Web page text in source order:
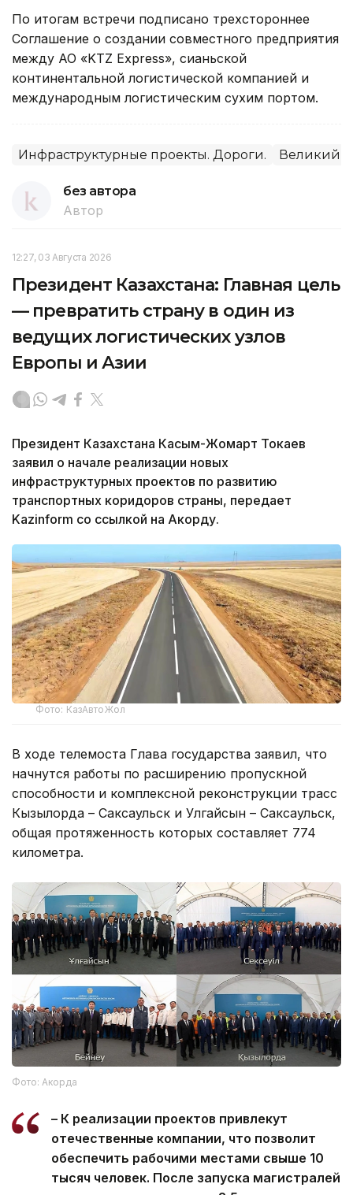
По итогам встречи подписано трехстороннее
Соглашение о создании совместного предприятия
между АО «KTZ Express», сианьской
континентальной логистической компанией и
международным логистическим сухим портом.
Инфраструктурные проекты. Дороги. Великий
без автора
Автор
12:27, 03 Августа 2026
Президент Казахстана: Главная цель
— превратить страну в один из
ведущих логистических узлов
Европы и Азии
Президент Казахстана Касым-Жомарт Токаев
заявил о начале реализации новых
инфраструктурных проектов по развитию
транспортных коридоров страны, передает
Kazinform со ссылкой на Акорду.
Фото: КазАвтоЖол
В ходе телемоста Глава государства заявил, что
начнутся работы по расширению пропускной
способности и комплексной реконструкции трасс
Кызылорда – Саксаульск и Улгайсын – Саксаульск,
общая протяженность которых составляет 774
километра.
Фото: Акорда
– К реализации проектов привлекут
отечественные компании, что позволит
обеспечить рабочими местами свыше 10
тысяч человек. После запуска магистралей